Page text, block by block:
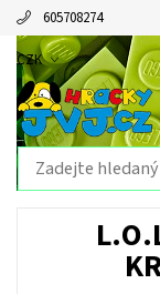
605708274
CZK